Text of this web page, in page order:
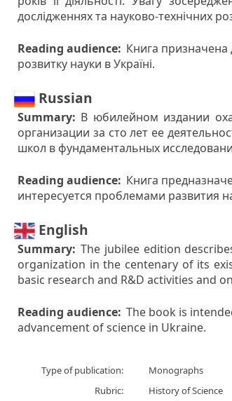
дослідженнях та науково-технічних
Reading audience: Книга призначена
розвитку науки в Україні.
Russian
Summary: В юбилейном издании
организации за сто лет ее
школ в фундаментальных
Reading audience: Книга
интересуется проблемами развития
English
Summary: The jubilee edition
organization in the centenary of its
basic research and R&D activities and
Reading audience: The book is
advancement of science in Ukraine.
Type of publication:
Monographs
Rubric:
History of Science